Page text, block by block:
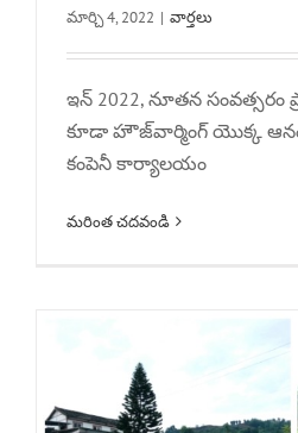
మార్చి 4, 2022 | వార్తలు
ఇన్ 2022, నూతన సంవత్సరం
కూడా హౌజ్‌వార్మింగ్ యొక్క
కంపెనీ కార్యాలయం
మరింత చదవండి
జీవితం పని మాత్రమే కాదు,
యొక్క సమూహం —